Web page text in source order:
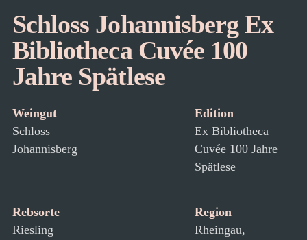
Schloss Johannisberg Ex
Bibliotheca Cuvée 100
Jahre Spätlese
Weingut
Schloss
Johannisberg
Edition
Ex Bibliotheca
Cuvée 100 Jahre
Spätlese
Rebsorte
Riesling
Region
Rheingau,